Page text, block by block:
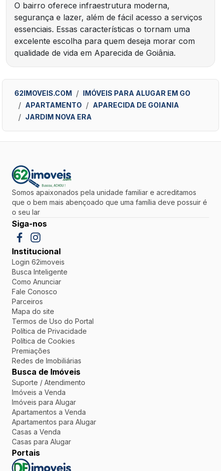
O bairro oferece infraestrutura moderna,
segurança e lazer, além de fácil acesso a serviços
essenciais. Essas características o tornam uma
excelente escolha para quem deseja morar com
qualidade de vida em Aparecida de Goiânia.
62IMOVEIS.COM
IMÓVEIS PARA ALUGAR EM GO
APARTAMENTO
APARECIDA DE GOIANIA
JARDIM NOVA ERA
Somos apaixonados pela unidade familiar e acreditamos
que o bem mais abençoado que uma família deve possuir é
o seu lar
Siga-nos
Institucional
Login 62imoveis
Busca Inteligente
Como Anunciar
Fale Conosco
Parceiros
Mapa do site
Termos de Uso do Portal
Política de Privacidade
Política de Cookies
Premiações
Redes de Imobiliárias
Busca de Imóveis
Suporte / Atendimento
Imóveis a Venda
Imóveis para Alugar
Apartamentos a Venda
Apartamentos para Alugar
Casas a Venda
Casas para Alugar
Portais